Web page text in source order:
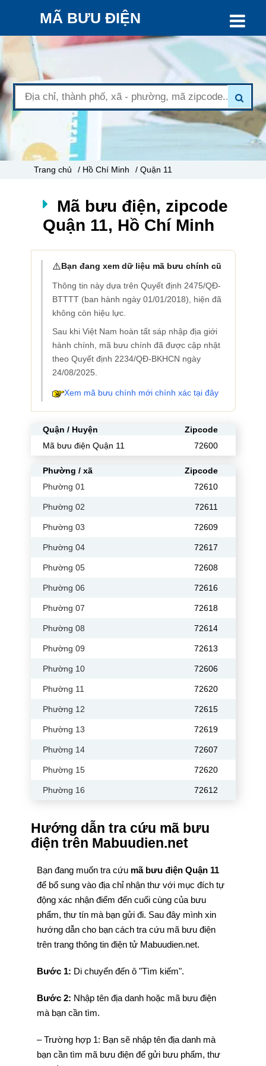
MÃ BƯU ĐIỆN
Trang chủ / Hồ Chí Minh / Quận 11
Mã bưu điện, zipcode
Quận 11, Hồ Chí Minh
⚠️Bạn đang xem dữ liệu mã bưu chính cũ
Thông tin này dựa trên Quyết định 2475/QĐ-
BTTTT (ban hành ngày 01/01/2018), hiện đã
không còn hiệu lực.
Sau khi Việt Nam hoàn tất sáp nhập địa giới
hành chính, mã bưu chính đã được cập nhật
theo Quyết định 2234/QĐ-BKHCN ngày
24/08/2025.
Xem mã bưu chính mới chính xác tại đây
Quận / Huyện
Zipcode
Mã bưu điện Quận 11
72600
Phường / xã
Zipcode
Phường 01
72610
Phường 02 72611
Phường 03 72609
Phường 04 72617
Phường 05 72608
Phường 06 72616
Phường 07 72618
Phường 08 72614
Phường 09 72613
Phường 10 72606
Phường 11 72620
Phường 12 72615
Phường 13 72619
Phường 14 72607
Phường 15 72620
Phường 16 72612
Hướng dẫn tra cứu mã bưu
điện trên Mabuudien.net
Bạn đang muốn tra cứu mã bưu điện Quận 11
để bổ sung vào địa chỉ nhận thư với mục đích tự
động xác nhận điểm đến cuối cùng của bưu
phẩm, thư tín mà bạn gửi đi. Sau đây mình xin
hướng dẫn cho bạn cách tra cứu mã bưu điện
trên trang thông tin điện tử Mabuudien.net.
Bước 1: Di chuyển đến ô "Tìm kiếm".
Bước 2: Nhập tên địa danh hoặc mã bưu điện
mà bạn cần tìm.
– Trường hợp 1: Bạn sẽ nhập tên địa danh mà
bạn cần tìm mã bưu điện để gửi bưu phẩm, thư